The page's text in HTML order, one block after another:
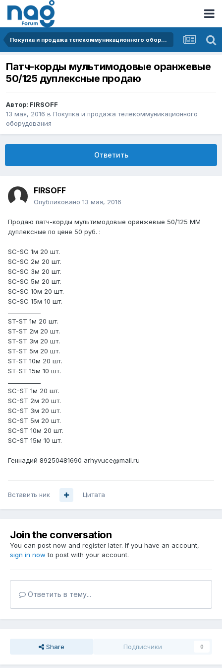
Покупка и продажа телекоммуникационного оборудования
Патч-корды мультимодовые оранжевые
50/125 дуплексные продаю
Автор: FIRSOFF
13 мая, 2016 в Покупка и продажа телекоммуникационного
оборудования
Ответить
FIRSOFF
Опубликовано 13 мая, 2016
Продаю патч-корды мультимодовые оранжевые 50/125 MM
дуплексные по цене 50 руб. :
SC-SC 1м 20 шт.
SC-SC 2м 20 шт.
SC-SC 3м 20 шт.
SC-SC 5м 20 шт.
SC-SC 10м 20 шт.
SC-SC 15м 10 шт.
ST-ST 1м 20 шт.
ST-ST 2м 20 шт.
ST-ST 3м 20 шт.
ST-ST 5м 20 шт.
ST-ST 10м 20 шт.
ST-ST 15м 10 шт.
SC-ST 1м 20 шт.
SC-ST 2м 20 шт.
SC-ST 3м 20 шт.
SC-ST 5м 20 шт.
SC-ST 10м 20 шт.
SC-ST 15м 10 шт.
Геннадий 89250481690 arhyvuce@mail.ru
Вставить ник Цитата
Join the conversation
You can post now and register later. If you have an account,
sign in now to post with your account.
Ответить в тему...
Share Подписчики 0